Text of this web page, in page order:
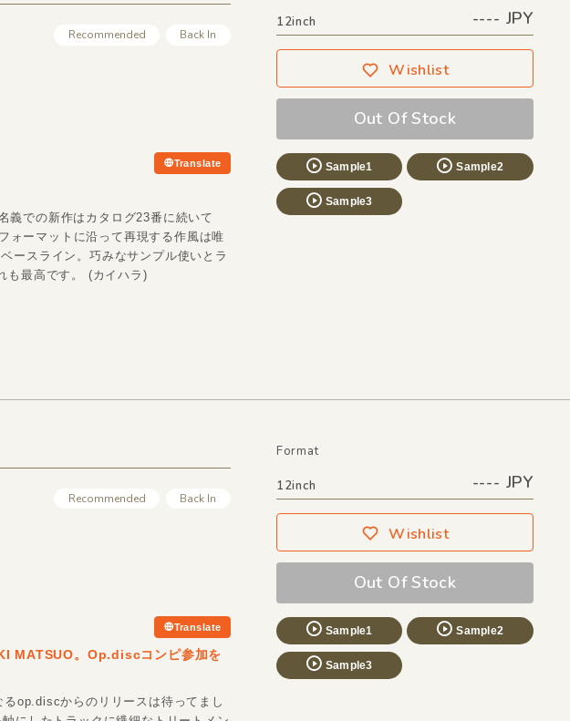
Recommended Back In
Translate
12inch ---- JPY
Wishlist
Out Of Stock
Sample1 Sample2
Sample3
義での新作はカタログ23番に続いて
ォーマットに沿って再現する作風は唯
ースライン。巧みなサンプル使いとラ
も最高です。 (カイハラ)
Recommended Back In
Translate
Format
12inch ---- JPY
Wishlist
Out Of Stock
Sample1 Sample2
Sample3
MATSUO。Op.discコンピ参加を
op.discからのリリースは待ってまし